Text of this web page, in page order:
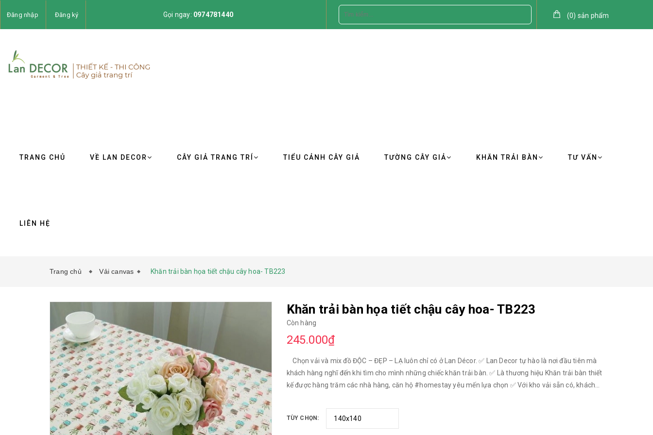
Đăng nhập Đăng ký Gọi ngay: 0974781440 (0) sản phẩm
TRANG CHỦ VỀ LAN DECOR CÂY GIẢ TRANG TRÍ TIỂU CẢNH CÂY GIẢ TƯỜNG CÂY GIẢ KHĂN TRẢI BÀN TƯ VẤN
LIÊN HỆ
Trang chủ Vải canvas Khăn trải bàn họa tiết chậu cây hoa- TB223
Khăn trải bàn họa tiết chậu cây hoa- TB223
Còn hàng
245.000₫
Chọn vải và mix đồ ĐỘC – ĐẸP – LẠ luôn chỉ có ở Lan Décor. ✅ Lan Decor tự hào là nơi đầu tiên mà
khách hàng nghĩ đến khi tìm cho mình những chiếc khăn trải bàn. ✅ Là thương hiệu Khăn trải bàn thiết
kế được hàng trăm các nhà hàng, căn hộ #homestay yêu mến lựa chọn ✅ Với kho vải sẵn có, khách
liệu: vải linen - vải linen: pha sợi cotton và sợi lanh, 100% thiên nhiên, an toàn và thân thiện môi
trường. Mật độ vải 48*36, độ dày sợi 10*10, trọng lượng vải 300g/m2, chất vải dày dặn, không phai. -
TÙY CHỌN: